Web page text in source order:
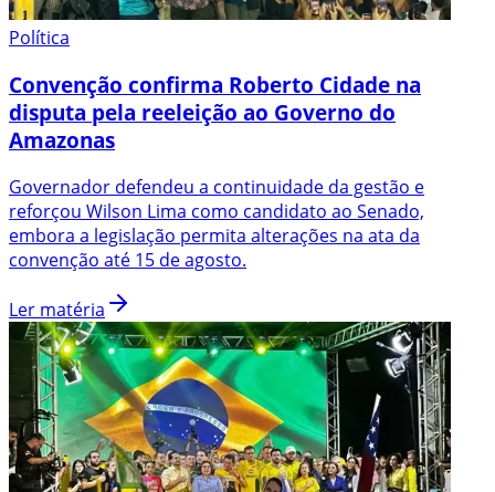
Política
Convenção confirma Roberto Cidade na
disputa pela reeleição ao Governo do
Amazonas
Governador defendeu a continuidade da gestão e
reforçou Wilson Lima como candidato ao Senado,
embora a legislação permita alterações na ata da
convenção até 15 de agosto.
Ler matéria